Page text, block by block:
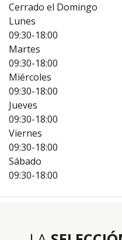
Cerrado el Domingo
Lunes
09:30-18:00
Martes
09:30-18:00
Miércoles
09:30-18:00
Jueves
09:30-18:00
Viernes
09:30-18:00
Sábado
09:30-18:00